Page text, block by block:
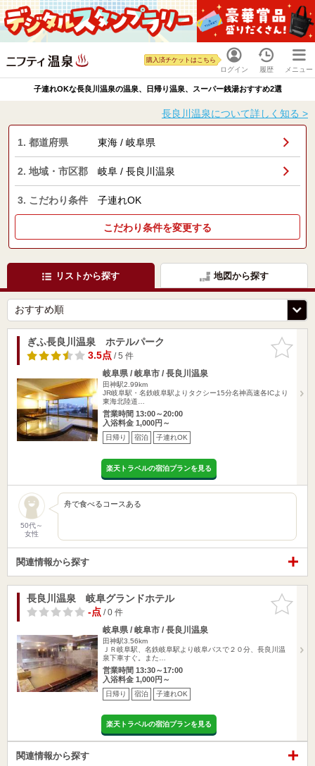
ログイン
購入済チケットはこちら
履歴 メニュー
子連れOKな長良川温泉の温泉、日帰り温泉、スーパー銭湯おすすめ2選
長良川温泉について詳しく知る >
1. 都道府県 東海 / 岐阜県
2. 地域・市区郡 岐阜 / 長良川温泉
3. こだわり条件 子連れOK
こだわり条件を変更する
リストから探す 地図から探す
お気に入
りに追加
ぎふ長良川温泉 ホテルパーク
3.5点/ 5 件
岐阜県 / 岐阜市 / 長良川温泉
田神駅2.99km
JR岐阜駅・名鉄岐阜駅よりタクシー15分名神高速各ICより
東海北陸道…
営業時間 13:00～20:00
入浴料金 1,000円～
日帰り 宿泊 子連れOK
楽天トラベルの宿泊プランを見る
50代～
女性
舟で食べるコースある
関連情報から探す
お気に入
りに追加
長良川温泉 岐阜グランドホテル
-点/ 0 件
岐阜県 / 岐阜市 / 長良川温泉
田神駅3.56km
ＪＲ岐阜駅、名鉄岐阜駅より岐阜バスで２０分、長良川温
泉下車すぐ。また…
営業時間 13:30～17:00
入浴料金 1,000円～
日帰り 宿泊 子連れOK
楽天トラベルの宿泊プランを見る
関連情報から探す